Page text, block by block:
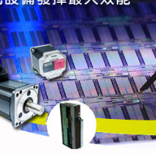
維修影片
聯絡我們